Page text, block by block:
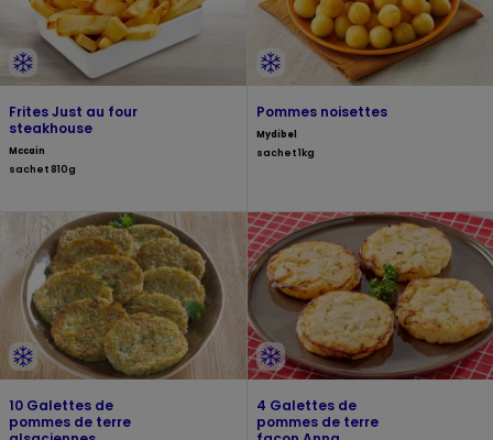
Frites Just au four
steakhouse
Mccain
sachet 810g
Pommes noisettes
Mydibel
sachet 1kg
10 Galettes de
pommes de terre
4 Galettes de
pommes de terre